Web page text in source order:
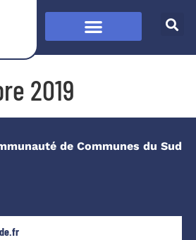
2019
de Communes du Sud